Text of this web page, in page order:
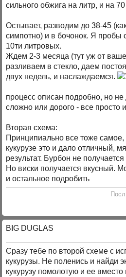
сильного обжига на литр, и на 70
Остывает, разводим до 38-45
симпотно) и в бочонок. Я пробы
10ти литровых.
Ждем 2-3 месяца (тут уж от
разливаем в стекло, даем
двух недель, и наслаждаемся.
процесс описан подробно, но не
сложно или дорого - все просто
Вторая схема:
Принципиально все тоже
кукурузе это и дало отличный,
результат. Бурбон не
Но виски получается вкусный.
и остальное подробить
BIG DUGLAS
Сразу тебе по второй схеме с
кукурузы. Не поленись и найди
кукурузу помолотую и ее